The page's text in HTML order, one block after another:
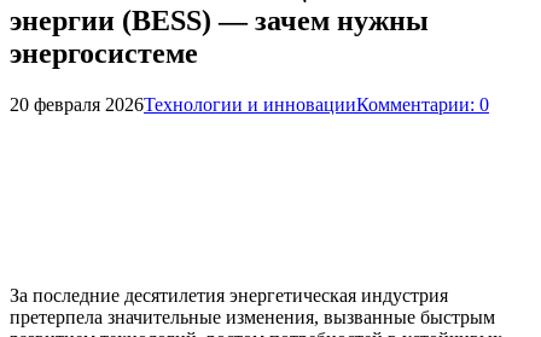
энергии (BESS) — зачем нужны
энергосистеме
20 февраля 2026Технологии и инновацииКомментарии: 0
За последние десятилетия энергетическая индустрия
претерпела значительные изменения, вызванные быстрым